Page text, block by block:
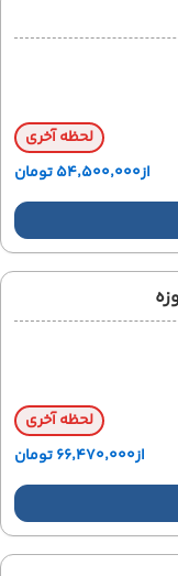
لحظه آخری
از۵۴٬۵۰۰٬۰۰۰ تومان
لحظه آخری
از۶۶٬۴۷۰٬۰۰۰ تومان